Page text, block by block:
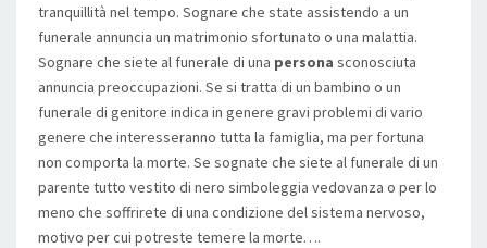
tranquillità nel tempo. Sognare che state assistendo a un
funerale annuncia un matrimonio sfortunato o una malattia.
Sognare che siete al funerale di una persona sconosciuta
annuncia preoccupazioni. Se si tratta di un bambino o un
funerale di genitore indica in genere gravi problemi di vario
genere che interesseranno tutta la famiglia, ma per fortuna
non comporta la morte. Se sognate che siete al funerale di un
parente tutto vestito di nero simboleggia vedovanza o per lo
meno che soffrirete di una condizione del sistema nervoso,
motivo per cui potreste temere la morte….